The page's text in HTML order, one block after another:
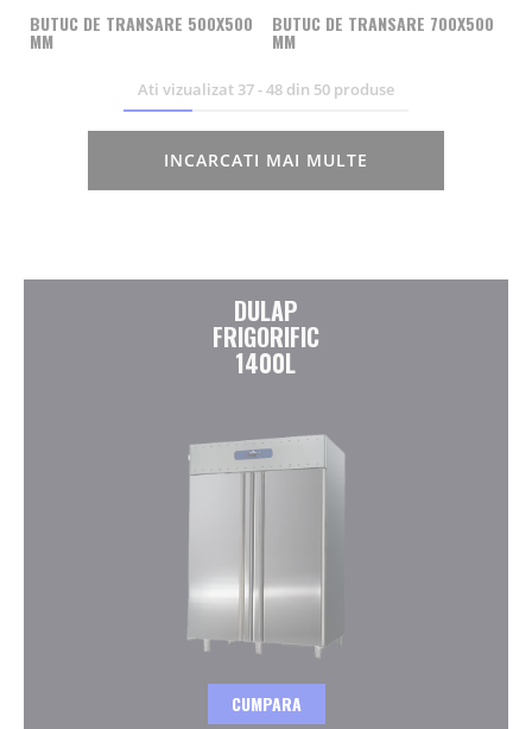
BUTUC DE TRANSARE 500X500
MM
BUTUC DE TRANSARE 700X500
MM
Ati vizualizat 37-48 din 50 produse
INCARCATI MAI MULTE
DULAP
FRIGORIFIC
1400L
CUMPARA